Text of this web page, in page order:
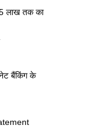
लाख तक का
बैंकिंग के